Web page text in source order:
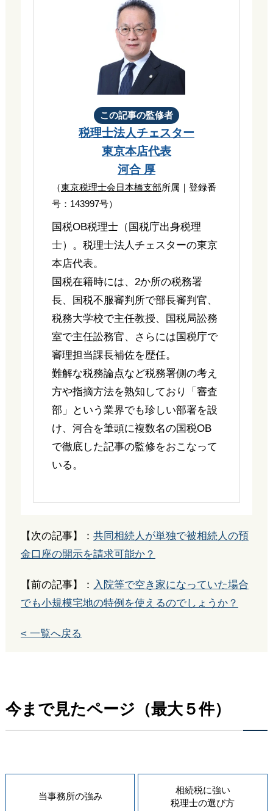
この記事の監修者
税理士法人チェスター
東京本店代表
河合 厚
（東京税理士会日本橋支部所属｜登録番
号：143997号）
国税OB税理士（国税庁出身税理
士）。税理士法人チェスターの東京
本店代表。
国税在籍時には、2か所の税務署
長、国税不服審判所で部長審判官、
税務大学校で主任教授、国税局訟務
室で主任訟務官、さらには国税庁で
審理担当課長補佐を歴任。
難解な税務論点など税務署側の考え
方や指摘方法を熟知しており「審査
部」という業界でも珍しい部署を設
け、河合を筆頭に複数名の国税OB
で徹底した記事の監修をおこなって
いる。
【次の記事】： 共同相続人が単独で被相続人の預
金口座の開示を請求可能か？
【前の記事】： 入院等で空き家になっていた場合
でも小規模宅地の特例を使えるのでしょうか？
< 一覧へ戻る
今まで見たページ（最大５件）
当事務所の強み
相続税に強い
税理士の選び方